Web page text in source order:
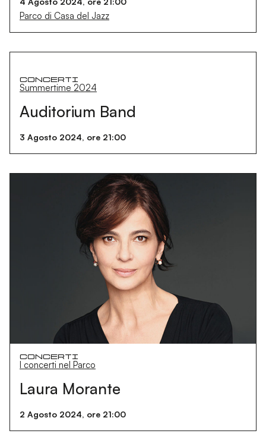
Parco di Casa del Jazz
Concerti
Summertime 2024
Auditorium Band
3 Agosto 2024, ore 21:00
Concerti
I concerti nel Parco
Laura Morante
2 Agosto 2024, ore 21:00